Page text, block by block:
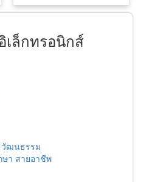
ล็กทรอนิกส์
วัฒนธรรม
า สายอาชีพ